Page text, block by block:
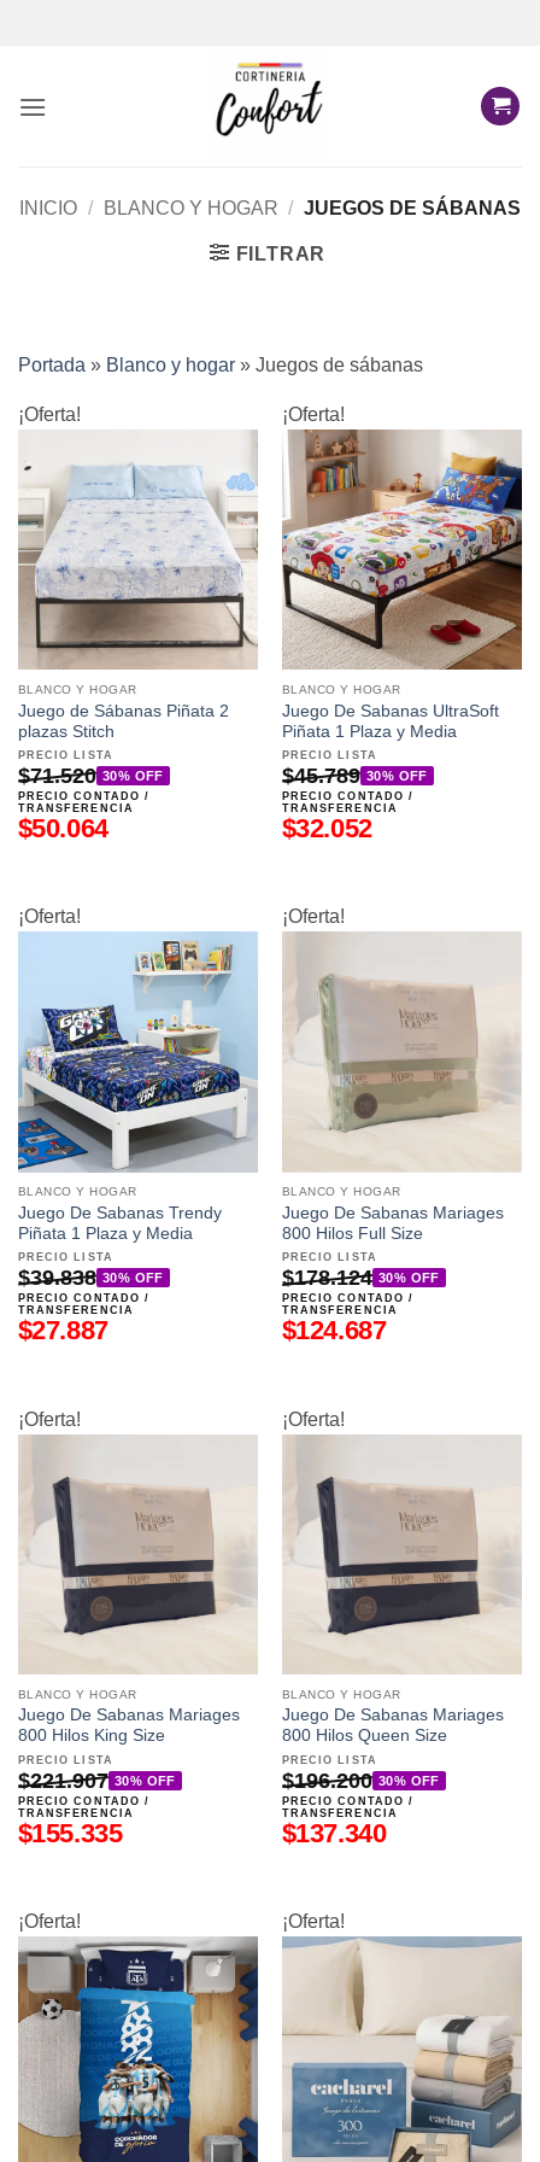
INICIO / BLANCO Y HOGAR / JUEGOS DE SÁBANAS
FILTRAR
Portada » Blanco y hogar » Juegos de sábanas
¡Oferta!
BLANCO Y HOGAR
Juego de Sábanas Piñata 2
plazas Stitch
PRECIO LISTA
$71.520 30% OFF
PRECIO CONTADO /
TRANSFERENCIA
$50.064
¡Oferta!
BLANCO Y HOGAR
Juego De Sabanas UltraSoft
Piñata 1 Plaza y Media
PRECIO LISTA
$45.789 30% OFF
PRECIO CONTADO /
TRANSFERENCIA
$32.052
¡Oferta!
BLANCO Y HOGAR
Juego De Sabanas Trendy
Piñata 1 Plaza y Media
PRECIO LISTA
$39.838 30% OFF
PRECIO CONTADO /
TRANSFERENCIA
$27.887
¡Oferta!
BLANCO Y HOGAR
Juego De Sabanas Mariages
800 Hilos Full Size
PRECIO LISTA
$178.124 30% OFF
PRECIO CONTADO /
TRANSFERENCIA
$124.687
¡Oferta!
BLANCO Y HOGAR
Juego De Sabanas Mariages
800 Hilos King Size
PRECIO LISTA
$221.907 30% OFF
PRECIO CONTADO /
TRANSFERENCIA
$155.335
¡Oferta!
BLANCO Y HOGAR
Juego De Sabanas Mariages
800 Hilos Queen Size
PRECIO LISTA
$196.200 30% OFF
PRECIO CONTADO /
TRANSFERENCIA
$137.340
¡Oferta! ¡Oferta!